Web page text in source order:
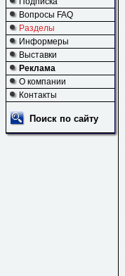
Вопросы FAQ
Разделы
Информеры
Выставки
Реклама
О компании
Контакты
Поиск по сайту